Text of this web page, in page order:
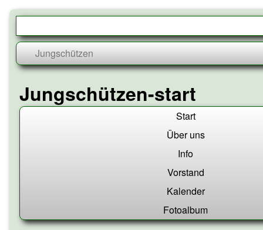
Skip
content
Jungschützen-start
Start
Über uns
Info
Vorstand
Kalender
Fotoalbum